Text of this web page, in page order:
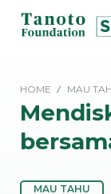
SIGAP
Foundation
HOME MAU
MAU TAHU